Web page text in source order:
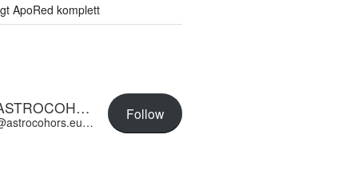
ApoRed komplett
ASTROCOHORS EUNOIA ULTIMA
@astrocohors.eu@astrocohors.eu Follow